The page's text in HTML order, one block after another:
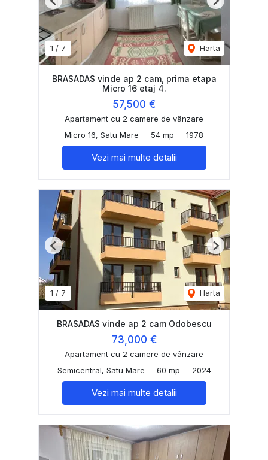
1 / 7 Harta
Previous Next
BRASADAS vinde ap 2 cam, prima etapa
Micro 16 etaj 4.
57,500 €
Apartament cu 2 camere de vânzare
Micro 16, Satu Mare
54 mp 1978
Vezi mai multe detalii
1 / 7 Harta
Previous Next
BRASADAS vinde ap 2 cam Odobescu
73,000 €
Apartament cu 2 camere de vânzare
Semicentral, Satu Mare
60 mp 2024
Vezi mai multe detalii